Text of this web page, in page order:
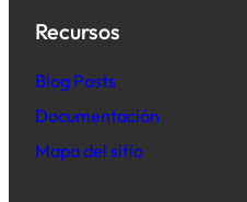
Recursos
Blog Posts
Documentación
Mapa del sitio